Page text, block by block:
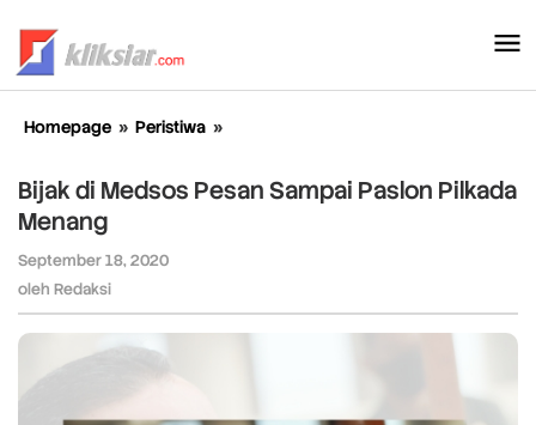
konten
Homepage » Peristiwa »
Medsos
Pesan
Bijak di Medsos Pesan Sampai Paslon Pilkada
Menang
September 18, 2020
oleh Redaksi